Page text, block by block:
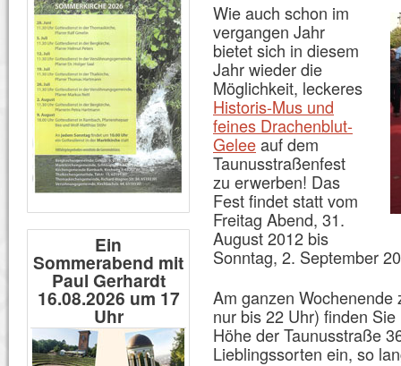
Wie auch schon im
vergangen Jahr
bietet sich in diesem
Jahr wieder die
Möglichkeit, leckeres
Historis-Mus und
feines Drachenblut-
Geleeauf dem
Taunusstraßenfest
zu erwerben! Das
Fest findet statt vom
Freitag Abend, 31.
August 2012 bis
Sonntag, 2. September
Am ganzen
nur bis 22 Uhr) finden
Höhe der Taunusstraße
Lieblingssorten ein, so
Ein
Sommerabend mit
Paul Gerhardt
16.08.2026 um 17
Uhr